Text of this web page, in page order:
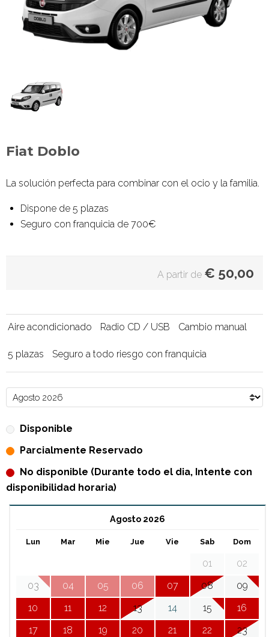
Fiat Doblo
La solución perfecta para combinar con el ocio y la familia.
Dispone de 5 plazas
Seguro con franquicia de 700€
A partir de € 50,00
Aire acondicionado Radio CD / USB Cambio manual
5 plazas Seguro a todo riesgo con franquicia
Disponible
Parcialmente Reservado
No disponible (Durante todo el dia, Intente con
disponibilidad horaria)
Agosto 2026
Lun Mar Mie Jue Vie Sab Dom
01
02
03
04 05 06 07 08
09
10
11 12 13 14 15
16
17
18 19 20 21 22
23